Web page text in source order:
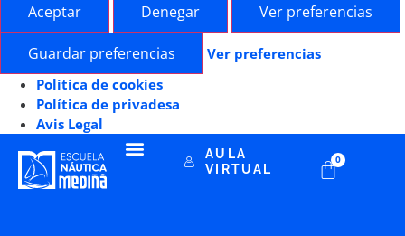
Aceptar Denegar Ver preferencias
Guardar preferencias
Ver preferencias
Política de cookies
Política de privadesa
Avis Legal
AULA
VIRTUAL
0